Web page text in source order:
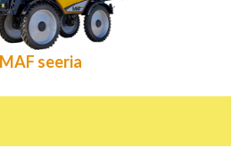
MAF seeria